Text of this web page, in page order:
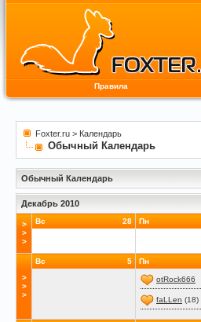
Правила
Foxter.ru > Календарь
Обычный Календарь
Обычный Календарь
Декабрь 2010
>
>
>
28
Вс Пн
>
>
>
5
Вс Пн
otRock666
faLLen (18)